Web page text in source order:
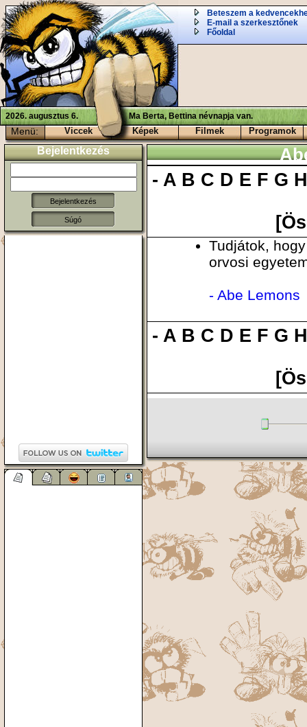
Beteszem a
E-mail a szerkesztőnek
Főoldal
2026. augusztus 6. Ma Berta, Bettina névnapja van.
Menü: Viccek Képek Filmek Programok
Bejelentkezés
Súgó
-A B C D E F G
Tudjátok,
orvosi
- Abe Lemons
-A B C D E F G